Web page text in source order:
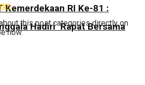
Kemerdekaan RI Ke-81 :
Hadiri Rapat Bersama
this post categories directly on
now.